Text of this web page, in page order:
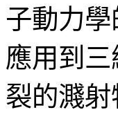
子動力
應用到
裂的濺